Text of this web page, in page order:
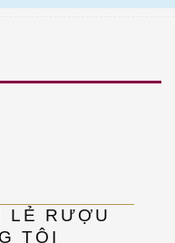
LẺ RƯỢU
TÔI